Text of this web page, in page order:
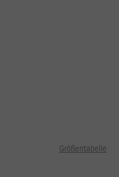
Größentabelle